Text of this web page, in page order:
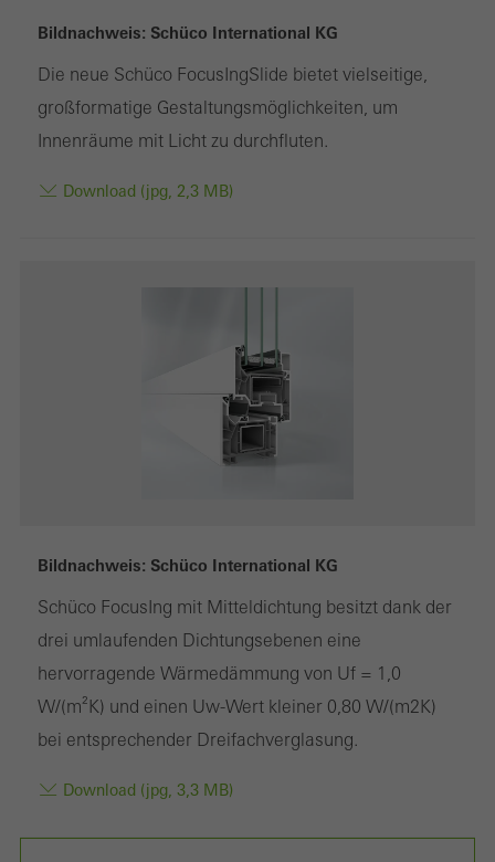
Bildnachweis: Schüco International KG
Die neue Schüco FocusIngSlide bietet vielseitige,
großformatige Gestaltungsmöglichkeiten, um
Innenräume mit Licht zu durchfluten.
Download (jpg, 2,3 MB)
Bildnachweis: Schüco International KG
Schüco FocusIng mit Mitteldichtung besitzt dank der
drei umlaufenden Dichtungsebenen eine
hervorragende Wärmedämmung von Uf = 1,0
W/(m²K) und einen Uw-Wert kleiner 0,80 W/(m2K)
bei entsprechender Dreifachverglasung.
Download (jpg, 3,3 MB)
Benötigte Cookies (essenziell, funktional, unverzichtbar), nicht
Technisch notwendige Cookies sind erforderlich, damit Schüco
Webseiten einwandfrei funktionieren und können nicht deaktiviert
Diese Cookies werden zu statistischen Zwecken gesetzt, um die
Nutzung der Webseite zu analysieren und das Angebot,
die Nutzungsweise der Webseite, Anzahl der Besuche,
durchschnittliche Verweilzeit, aufgerufene Seiten.
Marketing Cookies werden von Drittanbietern verwendet, um